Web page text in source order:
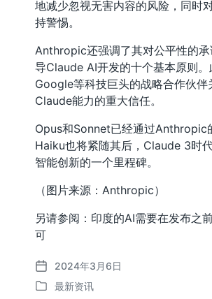
地减少忽视无害内容的风险，同时
持警惕。
Anthropic还强调了其对公平性的
导Claude AI开发的十个基本原则
Google等科技巨头的战略合作伙伴
Claude能力的重大信任。
Opus和Sonnet已经通过Anthropic
Haiku也将紧随其后，Claude 3时
智能创新的一个里程碑。
（图片来源：Anthropic）
另请参阅：印度的AI需要在发布之
可
发
布
2024年3月6日
发
最新资讯